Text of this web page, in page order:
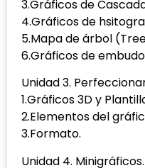
3.Gráficos de
4.Gráficos de
5.Mapa de árbol
6.Gráficos de
Unidad 3.
1.Gráficos 3D y
2.Elementos del
3.Formato.
Unidad 4. Minigráficos.